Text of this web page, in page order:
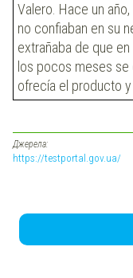
Valero. Hace un
no confiaban en su
extrañaba de que
los pocos meses
ofrecía el producto y
Джерела:
https://testportal.gov.ua/